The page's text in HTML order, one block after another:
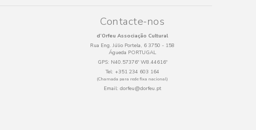
Contacte-nos
d’Orfeu Associação Cultural
Rua Eng. Júlio Portela, 6 3750 - 158
Águeda PORTUGAL
GPS: N40.57376º W8.44616º
Tel: +351 234 603 164
(Chamada para rede fixa nacional)
Email: dorfeu@dorfeu.pt